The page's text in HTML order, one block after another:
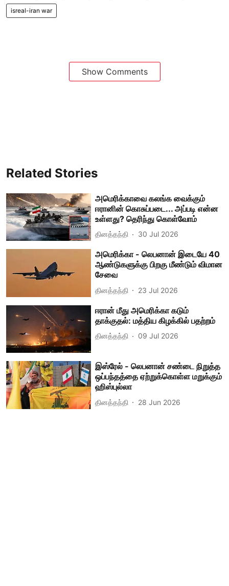
isreal-iran war
Show Comments
Related Stories
அமெரிக்காவை கலங்க வைக்கும்
ஈரானின் கொசுப்படை... அப்படி என்ன
உள்ளது? தெரிந்து கொள்வோம்
தினத்தந்தி 30 Jul 2026
அமெரிக்கா - லெபனான் இடையே 40
ஆண்டுகளுக்கு பிறகு மீண்டும் விமான
சேவை
தினத்தந்தி 23 Jul 2026
ஈரான் மீது அமெரிக்கா கடும்
தாக்குதல்: மத்திய கிழக்கில் பதற்றம்
தினத்தந்தி 09 Jul 2026
இஸ்ரேல் - லெபனான் சண்டை நிறுத்த
ஒப்பந்தத்தை ஏற்றுக்கொள்ள மறுக்கும்
ஹிஸ்புல்லா
தினத்தந்தி 28 Jun 2026